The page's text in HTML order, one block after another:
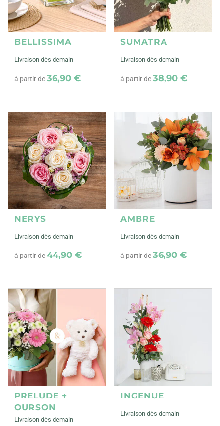
BELLISSIMA
Livraison dès demain
à partir de36,90 €
SUMATRA
Livraison dès demain
à partir de38,90 €
NERYS
Livraison dès demain
à partir de44,90 €
AMBRE
Livraison dès demain
à partir de36,90 €
PRELUDE +
OURSON
Livraison dès demain
INGENUE
Livraison dès demain